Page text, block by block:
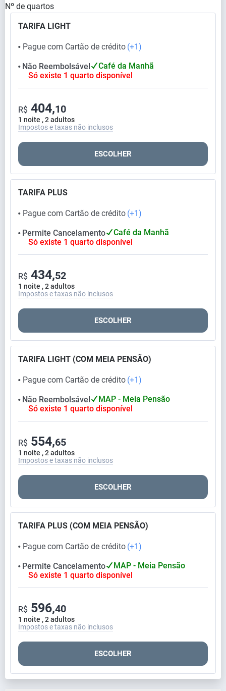
Nº de quartos
TARIFA LIGHT
⬤ Pague com Cartão de crédito (+1)
⬤ Não Reembolsável
Café da Manhã
Só existe 1 quarto disponível
1 noite , 2 adultos
R$ 404,10
Impostos e taxas não inclusos
ESCOLHER
TARIFA PLUS
⬤ Pague com Cartão de crédito (+1)
⬤ Permite Cancelamento
Café da Manhã
Só existe 1 quarto disponível
1 noite , 2 adultos
R$ 434,52
Impostos e taxas não inclusos
ESCOLHER
TARIFA LIGHT (COM MEIA PENSÃO)
⬤ Pague com Cartão de crédito (+1)
⬤ Não Reembolsável
MAP - Meia Pensão
Só existe 1 quarto disponível
1 noite , 2 adultos
R$ 554,65
Impostos e taxas não inclusos
ESCOLHER
TARIFA PLUS (COM MEIA PENSÃO)
⬤ Pague com Cartão de crédito (+1)
⬤ Permite Cancelamento
MAP - Meia Pensão
Só existe 1 quarto disponível
1 noite , 2 adultos
R$ 596,40
Impostos e taxas não inclusos
ESCOLHER